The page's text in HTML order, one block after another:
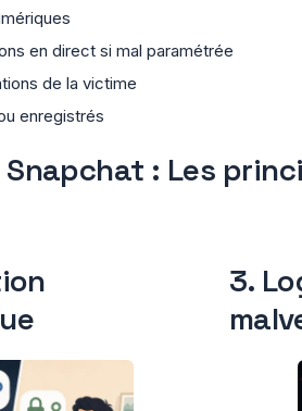
en direct si mal paramétrée
de la victime
enregistrés
: Les
3.